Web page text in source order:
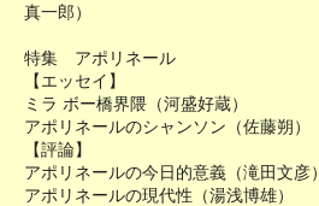
真一郎）
特集 アポリネール
【エッセイ】
ミラ ボー橋界隈（河盛好蔵）
アポリネールのシャンソン（佐藤朔）
【評論】
アポリネールの今日的意義（滝田文彦）
アポリネールの現代性（湯浅博雄）